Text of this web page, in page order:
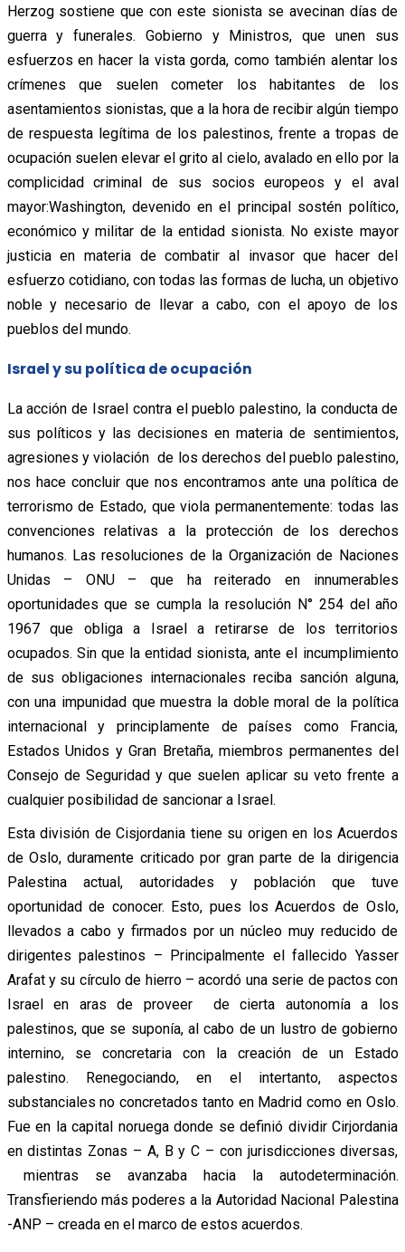
Herzog sostiene que con este sionista se avecinan días de
guerra y funerales. Gobierno y Ministros, que unen sus
esfuerzos en hacer la vista gorda, como también alentar los
crímenes que suelen cometer los habitantes de los
asentamientos sionistas, que a la hora de recibir algún tiempo
de respuesta legítima de los palestinos, frente a tropas de
ocupación suelen elevar el grito al cielo, avalado en ello por la
complicidad criminal de sus socios europeos y el aval
mayor:Washington, devenido en el principal sostén político,
económico y militar de la entidad sionista. No existe mayor
justicia en materia de combatir al invasor que hacer del
esfuerzo cotidiano, con todas las formas de lucha, un objetivo
noble y necesario de llevar a cabo, con el apoyo de los
pueblos del mundo.
Israel y su política de ocupación
La acción de Israel contra el pueblo palestino, la conducta de
sus políticos y las decisiones en materia de sentimientos,
agresiones y violación de los derechos del pueblo palestino,
nos hace concluir que nos encontramos ante una política de
terrorismo de Estado, que viola permanentemente: todas las
convenciones relativas a la protección de los derechos
humanos. Las resoluciones de la Organización de Naciones
Unidas – ONU – que ha reiterado en innumerables
oportunidades que se cumpla la resolución N° 254 del año
1967 que obliga a Israel a retirarse de los territorios
ocupados. Sin que la entidad sionista, ante el incumplimiento
de sus obligaciones internacionales reciba sanción alguna,
con una impunidad que muestra la doble moral de la política
internacional y principlamente de países como Francia,
Estados Unidos y Gran Bretaña, miembros permanentes del
Consejo de Seguridad y que suelen aplicar su veto frente a
cualquier posibilidad de sancionar a Israel.
Esta división de Cisjordania tiene su origen en los Acuerdos
de Oslo, duramente criticado por gran parte de la dirigencia
Palestina actual, autoridades y población que tuve
oportunidad de conocer. Esto, pues los Acuerdos de Oslo,
llevados a cabo y firmados por un núcleo muy reducido de
dirigentes palestinos – Principalmente el fallecido Yasser
Arafat y su círculo de hierro – acordó una serie de pactos con
Israel en aras de proveer de cierta autonomía a los
palestinos, que se suponía, al cabo de un lustro de gobierno
internino, se concretaria con la creación de un Estado
palestino. Renegociando, en el intertanto, aspectos
substanciales no concretados tanto en Madrid como en Oslo.
Fue en la capital noruega donde se definió dividir Cirjordania
en distintas Zonas – A, B y C – con jurisdicciones diversas,
mientras se avanzaba hacia la autodeterminación.
Transfieriendo más poderes a la Autoridad Nacional Palestina
-ANP – creada en el marco de estos acuerdos.